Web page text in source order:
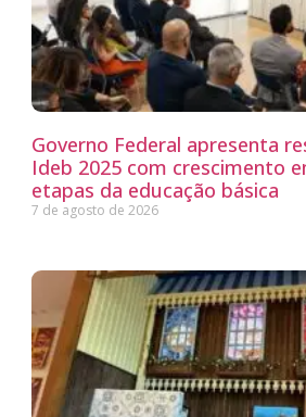
Governo Federal apresenta
Ideb 2025 com crescimento
etapas da educação básica
7 de agosto de 2026